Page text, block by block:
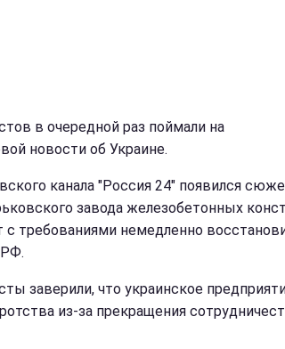
в очередной раз поймали на
новости об Украине.
канала "Россия 24" появился
завода железобетонных
с требованиями немедленно
заверили, что украинское
из-за прекращения